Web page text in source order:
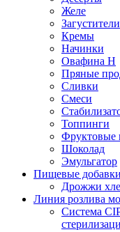
Желe
Загустители
Кремы
Начинки
Овафина Н
Пряные
Сливки
Смеси
Топпинги
Фруктовые
Шоколад
Эмульгатор
Пищевые добавки
Дрожжи
Линия розлива
Система